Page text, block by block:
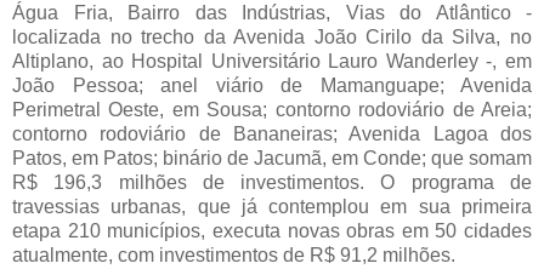
Água Fria, Bairro das Indústrias, Vias do Atlântico -
localizada no trecho da Avenida João Cirilo da Silva, no
Altiplano, ao Hospital Universitário Lauro Wanderley -, em
João Pessoa; anel viário de Mamanguape; Avenida
Perimetral Oeste, em Sousa; contorno rodoviário de Areia;
contorno rodoviário de Bananeiras; Avenida Lagoa dos
Patos, em Patos; binário de Jacumã, em Conde; que somam
R$ 196,3 milhões de investimentos. O programa de
travessias urbanas, que já contemplou em sua primeira
etapa 210 municípios, executa novas obras em 50 cidades
atualmente, com investimentos de R$ 91,2 milhões.